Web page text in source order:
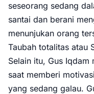
seseorang sedang
santai dan berani
menunjukan orang
Taubah totalitas atau
Selain itu, Gus Iqdam
saat memberi
yang sedang galau.